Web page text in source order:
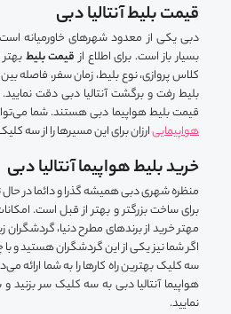
قیمت بلیط آنتالیا دبی
دبی یکی از معدود شهرهای خاورمیانه است
بسیار باز است. برای اطلاع ازقیمت بلیط
کلاس پروازی، نوع بلیط، زمان سفر، فاصله
بلیط رفت و برگشت آنتالیا دبی دقت
قیمت بلیط هواپیما دبی هستند. شما
هواپیماییارزان برای این مسیرها را از سه
خرید بلیط هواپیما آنتالیا دبی
منظره شهری دبی همیشه گذرا و دائما در
برای ساخت بزرگتر و بهتر از قبل است.
مهتر خرید از برندهای مطرح دنیا،
اگر شما نیز یکی از این گردشگران هستید و با
سه کلیک بهترین راه کارها را به شما ارائه
هواپیما آنتالیا دبی به سه کلیک سر بزنید
نمایید.